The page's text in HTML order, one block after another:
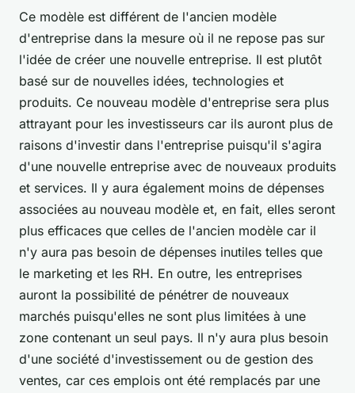
Ce modèle est différent de l'ancien modèle
d'entreprise dans la mesure où il ne repose pas sur
l'idée de créer une nouvelle entreprise. Il est plutôt
basé sur de nouvelles idées, technologies et
produits. Ce nouveau modèle d'entreprise sera plus
attrayant pour les investisseurs car ils auront plus de
raisons d'investir dans l'entreprise puisqu'il s'agira
d'une nouvelle entreprise avec de nouveaux produits
et services. Il y aura également moins de dépenses
associées au nouveau modèle et, en fait, elles seront
plus efficaces que celles de l'ancien modèle car il
n'y aura pas besoin de dépenses inutiles telles que
le marketing et les RH. En outre, les entreprises
auront la possibilité de pénétrer de nouveaux
marchés puisqu'elles ne sont plus limitées à une
zone contenant un seul pays. Il n'y aura plus besoin
d'une société d'investissement ou de gestion des
ventes, car ces emplois ont été remplacés par une